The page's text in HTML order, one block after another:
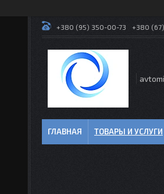
+380 (95) 350-00-73 +380
ГЛАВНАЯ ТОВАРЫ И УСЛУГИ